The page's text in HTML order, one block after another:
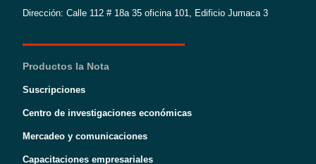
Dirección: Calle 112 # 18a 35 oficina 101, Edificio Jumaca 3
Productos la Nota
Suscripciones
Centro de investigaciones económicas
Mercadeo y comunicaciones
Capacitaciones empresariales